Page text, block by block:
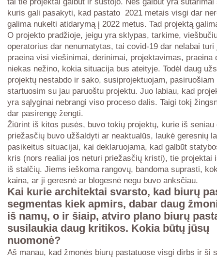
kuris gali pasakyti, kad pastato 2021 metais visgi dar
galima nukelti atidarymą į 2022 metus. Tad projektą
O projekto pradžioje, jeigu yra sklypas, tarkime,
operatorius dar nenumatytas, tai covid-19 dar nelabai
praeina visi viešinimai, derinimai, projektavimas, praeina
niekas nežino, kokia situacija bus ateityje. Todėl daug
projektų nestabdo ir sako, susiprojektuojam, pasiruošiam
startuosim su jau paruoštu projektu. Juo labiau, kad
yra sąlyginai nebrangi viso proceso dalis. Taigi tokį
dar pasirengę žengti.
Žiūrint iš kitos pusės, buvo tokių projektų, kurie iš seniau
priežasčių buvo užšaldyti ar neaktualūs, laukė geresnių
pasikeitus situacijai, kai deklaruojama, kad galbūt
kris (nors realiai jos neturi priežasčių kristi), tie projektai
iš stalčių. Jiems ieškoma rangovų, bandoma suprasti,
kaina, ar ji geresnė ar blogesnė negu buvo anksčiau.
Kai kurie architektai svarsto, kad biurų
segmentas kiek apmirs, dabar daug
iš namų, o ir šiaip, atviro plano biurų
susilaukia daug kritikos. Kokia būtų jūsų
nuomonė?
Aš manau, kad žmonės biurų pastatuose visgi dirbs ir ši